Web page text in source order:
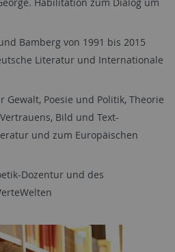
Bamberg von 1991 bis 2015
Literatur und Internationale
Poesie und Politik, Theorie
Bild und Text-
und zum Europäischen
Dozentur und des